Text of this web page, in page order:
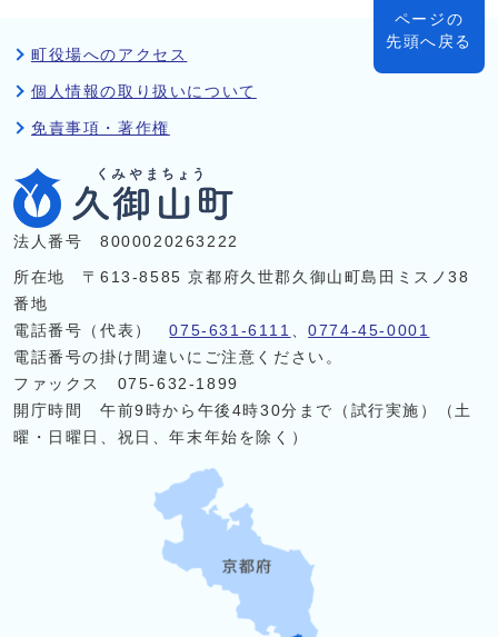
ページの
先頭へ戻る
町役場へのアクセス
個人情報の取り扱いについて
免責事項・著作権
法人番号 8000020263222
所在地 〒613-8585 京都府久世郡久御山町島田ミスノ38
番地
電話番号（代表）075-631-6111 、0774-45-0001
電話番号の掛け間違いにご注意ください。
ファックス 075-632-1899
開庁時間 午前9時から午後4時30分まで（試行実施）（土
曜・日曜日、祝日、年末年始を除く）